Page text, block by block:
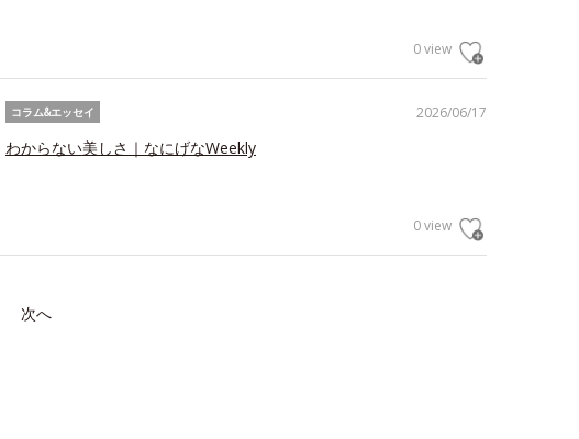
0 view
2026/06/17
コラム&エッセイ
わからない美しさ｜なにげなWeekly
0 view
次へ